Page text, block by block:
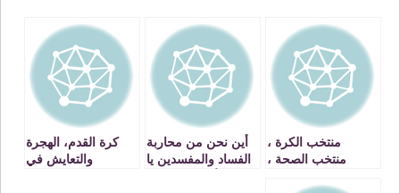
منتخب الكرة ،
منتخب الصحة ،
أين نحن من محاربة
الفساد والمفسدين يا
كرة القدم، الهجرة
والتعايش في